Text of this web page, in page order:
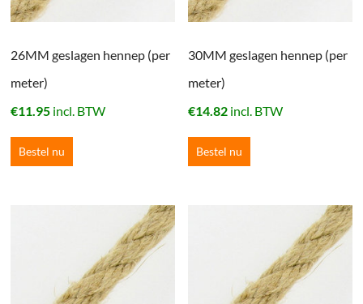
26MM geslagen hennep (per
meter)
€11.95 incl. BTW
Bestel nu
30MM geslagen hennep (per
meter)
€14.82 incl. BTW
Bestel nu